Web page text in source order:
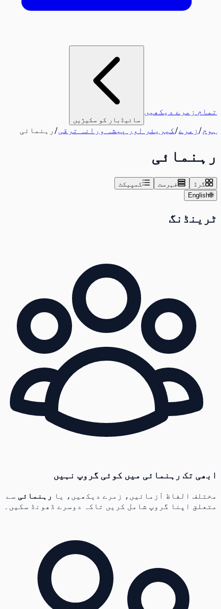
تمام زمرے دیکھیں
سائیڈبار کو سکیڑیں
ہوم /زمرے/کیریئر اور پیشہ ورانہ ترقی/رہنمائی
رہنمائی
گرڈ فہرست کمپیکٹ
🌐
English
ٹرینڈنگ
ابھی تک رہنمائی میں کوئی گروپ نہیں
مختلف الفاظ آزمائیں، زمرے دیکھیں، یا رہنمائیسے
متعلق اپنا گروپ شامل کریں تاکہ دوسرے ڈھونڈ سکیں۔